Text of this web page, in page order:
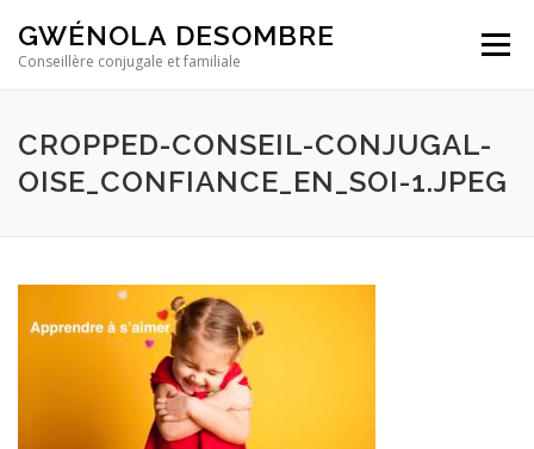
contenu
GWÉNOLA DESOMBRE
Conseillère conjugale et familiale
Menu
CROPPED-CONSEIL-CONJUGAL-
OISE_CONFIANCE_EN_SOI-1.JPEG